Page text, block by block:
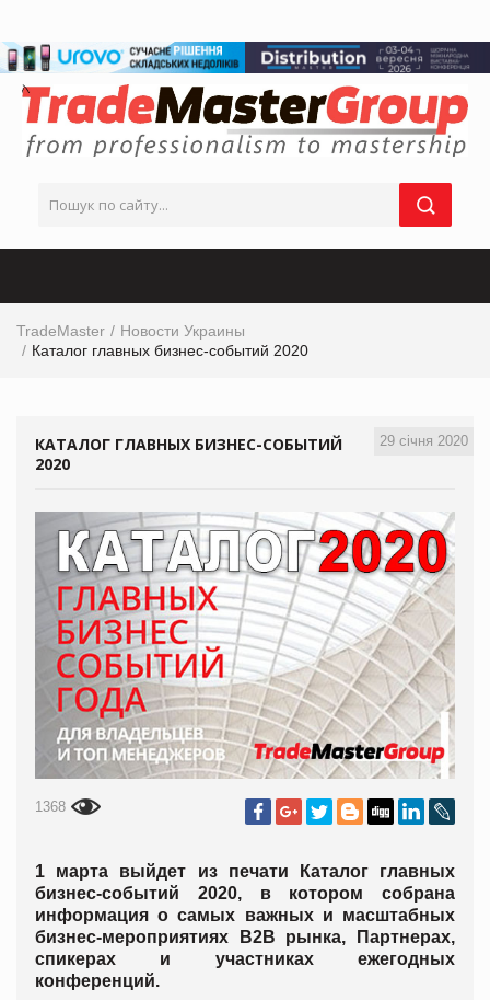
TradeMaster
Новости Украины
Каталог главных бизнес-событий 2020
29 січня 2020
КАТАЛОГ ГЛАВНЫХ БИЗНЕС-СОБЫТИЙ
2020
1368
1 марта выйдет из печати Каталог главных
бизнес-событий 2020, в котором собрана
информация о самых важных и масштабных
бизнес-мероприятиях В2В рынка, Партнерах,
спикерах и участниках ежегодных
конференций.